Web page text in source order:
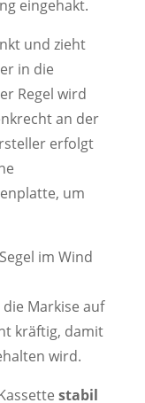
eingehakt.
und zieht
in die
Regel wird
an der
erfolgt
um
im Wind
Markise auf
kräftig, damit
wird.
stabil